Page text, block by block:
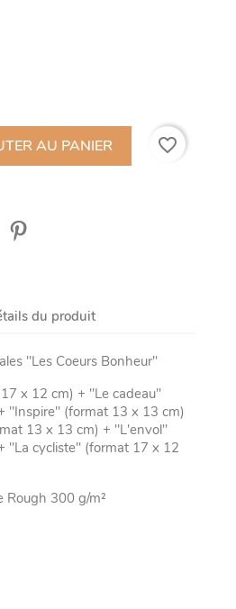
AU PANIER favorite_border
du produit
"Les Coeurs Bonheur"
x 12 cm) + "Le cadeau"
"Inspire" (format 13 x 13 cm)
13 x 13 cm) + "L'envol"
"La cycliste" (format 17 x 12
300 g/m²